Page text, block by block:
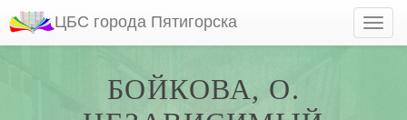
ЦБС города Пятигорска
БОЙКОВА, О.